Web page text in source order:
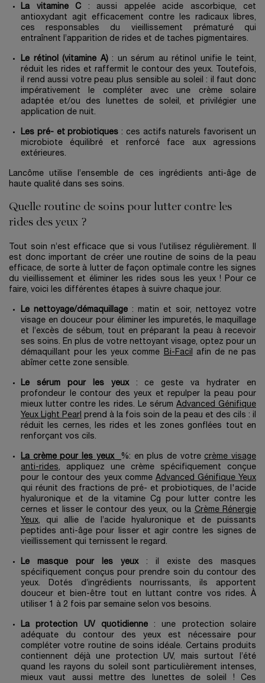
La vitamine C : aussi appelée acide ascorbique, cet
antioxydant agit efficacement contre les radicaux libres,
ces responsables du vieillissement prématuré qui
entraînent l’apparition de rides et de taches pigmentaires.
Le rétinol (vitamine A): un sérum au rétinol unifie le teint,
réduit les rides et raffermit le contour des yeux. Toutefois,
il rend aussi votre peau plus sensible au soleil : il faut donc
impérativement le compléter avec une crème solaire
adaptée et/ou des lunettes de soleil, et privilégier une
application de nuit.
Les pré- et probiotiques: ces actifs naturels favorisent un
microbiote équilibré et renforcé face aux agressions
extérieures.
Lancôme utilise l’ensemble de ces ingrédients anti-âge de
haute qualité dans ses soins.
Quelle routine de soins pour lutter contre les
rides des yeux ?
Tout soin n’est efficace que si vous l’utilisez régulièrement. Il
est donc important de créer une routine de soins de la peau
efficace, de sorte à lutter de façon optimale contre les signes
du vieillissement et éliminer les rides sous les yeux ! Pour ce
faire, voici les différentes étapes à suivre chaque jour.
Le nettoyage/démaquillage : matin et soir, nettoyez votre
visage en douceur pour éliminer les impuretés, le maquillage
et l’excès de sébum, tout en préparant la peau à recevoir
ses soins. En plus de votre nettoyant visage, optez pour un
démaquillant pour les yeux comme
Bi-Facil
afin de ne pas
abîmer cette zone sensible.
Le sérum pour les yeux : ce geste va hydrater en
profondeur le contour des yeux et repulper la peau pour
mieux lutter contre les rides. Le sérum Advanced Génifique
Yeux Light Pearl prend à la fois soin de la peau et des cils : il
réduit les cernes, les rides et les zones gonflées tout en
renforçant vos cils.
La crème pour les yeux _%: en plus de votre crème visage
anti-rides, appliquez une crème spécifiquement conçue
pour le contour des yeux comme Advanced Génifique Yeux
qui réunit des fractions de pré- et probiotiques, de l'acide
hyaluronique et de la vitamine Cg pour lutter contre les
cernes et lisser le contour des yeux, ou la Crème Rénergie
Yeux, qui allie de l’acide hyaluronique et de puissants
peptides anti-âge pour lisser et agir contre les signes de
vieillissement qui ternissent le regard.
Le masque pour les yeux : il existe des masques
spécifiquement conçus pour prendre soin du contour des
yeux. Dotés d’ingrédients nourrissants, ils apportent
douceur et bien-être tout en luttant contre vos rides. À
utiliser 1 à 2 fois par semaine selon vos besoins.
La protection UV quotidienne: une protection solaire
adéquate du contour des yeux est nécessaire pour
compléter votre routine de soins idéale. Certains produits
contiennent déjà une protection UV, mais surtout l’été
quand les rayons du soleil sont particulièrement intenses,
mieux vaut aussi mettre des lunettes de soleil ! Ces